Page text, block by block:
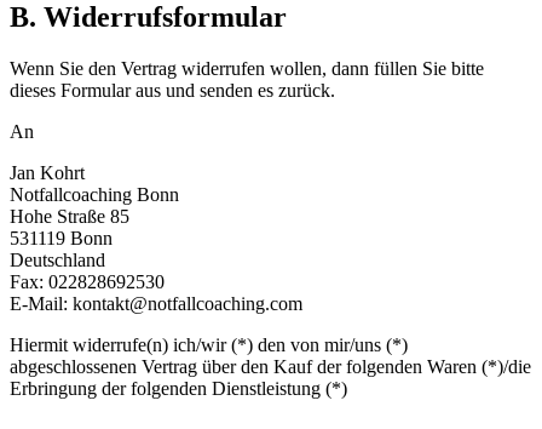
B. Widerrufsformular
Wenn Sie den Vertrag widerrufen wollen, dann füllen Sie bitte
dieses Formular aus und senden es zurück.
An
Jan Kohrt
Notfallcoaching Bonn
Hohe Straße 85
531119 Bonn
Deutschland
Fax: 022828692530
E-Mail: kontakt@notfallcoaching.com
Hiermit widerrufe(n) ich/wir (*) den von mir/uns (*)
abgeschlossenen Vertrag über den Kauf der folgenden Waren (*)/die
Erbringung der folgenden Dienstleistung (*)